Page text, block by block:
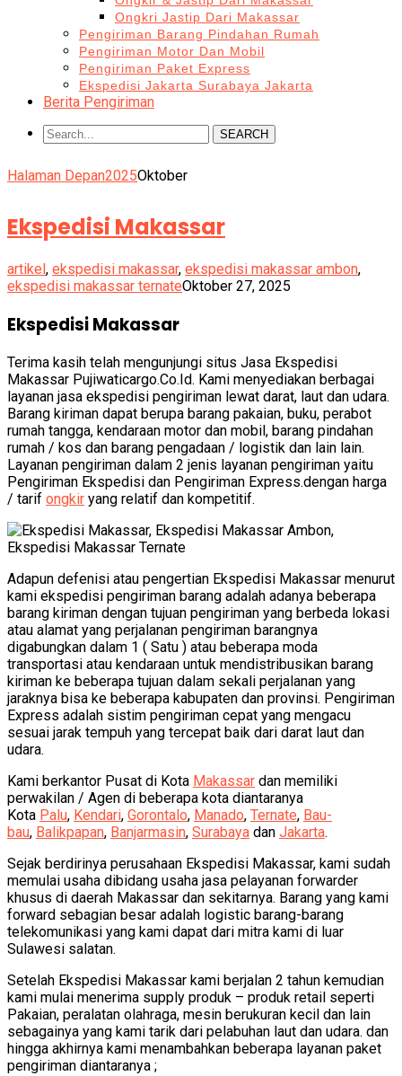
Ongkri Jastip Dari Makassar
Pengiriman Barang Pindahan Rumah
Pengiriman Motor Dan Mobil
Pengiriman Paket Express
Ekspedisi Jakarta Surabaya Jakarta
Berita Pengiriman
SEARCH
Halaman Depan2025Oktober
Ekspedisi Makassar
artikel, ekspedisi makassar, ekspedisi makassar ambon,
ekspedisi makassar ternateOktober 27, 2025
Ekspedisi Makassar
Terima kasih telah mengunjungi situs Jasa Ekspedisi
Makassar Pujiwaticargo.Co.Id. Kami menyediakan berbagai
layanan jasa ekspedisi pengiriman lewat darat, laut dan udara.
Barang kiriman dapat berupa barang pakaian, buku, perabot
rumah tangga, kendaraan motor dan mobil, barang pindahan
rumah / kos dan barang pengadaan / logistik dan lain lain.
Layanan pengiriman dalam 2 jenis layanan pengiriman yaitu
Pengiriman Ekspedisi dan Pengiriman Express.dengan harga
/ tarif ongkir yang relatif dan kompetitif.
Adapun defenisi atau pengertian Ekspedisi Makassar menurut
kami ekspedisi pengiriman barang adalah adanya beberapa
barang kiriman dengan tujuan pengiriman yang berbeda lokasi
atau alamat yang perjalanan pengiriman barangnya
digabungkan dalam 1 ( Satu ) atau beberapa moda
transportasi atau kendaraan untuk mendistribusikan barang
kiriman ke beberapa tujuan dalam sekali perjalanan yang
jaraknya bisa ke beberapa kabupaten dan provinsi. Pengiriman
Express adalah sistim pengiriman cepat yang mengacu
sesuai jarak tempuh yang tercepat baik dari darat laut dan
udara.
Kami berkantor Pusat di Kota Makassar dan memiliki
perwakilan / Agen di beberapa kota diantaranya
Kota Palu, Kendari, Gorontalo, Manado, Ternate, Bau-
bau, Balikpapan, Banjarmasin, Surabaya dan Jakarta.
Sejak berdirinya perusahaan Ekspedisi Makassar, kami sudah
memulai usaha dibidang usaha jasa pelayanan forwarder
khusus di daerah Makassar dan sekitarnya. Barang yang kami
forward sebagian besar adalah logistic barang-barang
telekomunikasi yang kami dapat dari mitra kami di luar
Sulawesi salatan.
Setelah Ekspedisi Makassar kami berjalan 2 tahun kemudian
kami mulai menerima supply produk – produk retail seperti
Pakaian, peralatan olahraga, mesin berukuran kecil dan lain
sebagainya yang kami tarik dari pelabuhan laut dan udara. dan
hingga akhirnya kami menambahkan beberapa layanan paket
pengiriman diantaranya ;